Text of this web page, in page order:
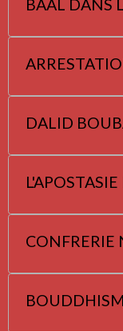
BAAL DANS
DALID
CONFRERIE